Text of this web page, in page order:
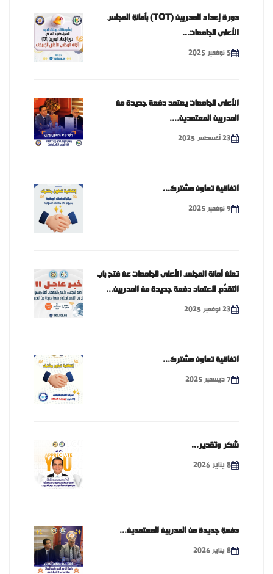
دورة إعداد المدربين (TOT) بأمانة المجلس
الأعلى للجامعات...
5 نوفمبر 2025
الأعلى للجامعات يعتمد دفعة جديدة من
المدربين المعتمدين....
23 أغسطس 2025
اتفاقية تعاون مشترك...
9 نوفمبر 2025
تعلن أمانة المجلس الأعلى للجامعات عن فتح باب
التقدّم لاعتماد دفعة جديدة من المدربين...
23 نوفمبر 2025
اتفاقية تعاون مشترك...
7 ديسمبر 2025
شكر وتقدير...
8 يناير 2026
دفعة جديدة من المدربين المعتمدين...
8 يناير 2026